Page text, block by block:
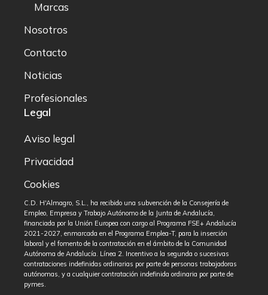
Marcas
Nosotros
Contacto
Noticias
Profesionales
Legal
Aviso legal
Privacidad
Cookies
C.D. H'Almagro, S.L., ha recibido una subvención de la Consejería de
Empleo, Empresa y Trabajo Autónomo de la Junta de Andalucía,
financiada por la Unión Europea con cargo al Programa FSE+ Andalucía
2021-2027, enmarcada en el Programa Emplea-T, para la inserción
laboral y el fomento de la contratación en el ámbito de la Comunidad
Autónoma de Andalucía. Línea 2. Incentivo a la segunda o sucesivas
contrataciones indefinidas ordinarias por parte de personas trabajadoras
autónomas, y a cualquier contratación indefinida ordinaria por parte de
pymes.